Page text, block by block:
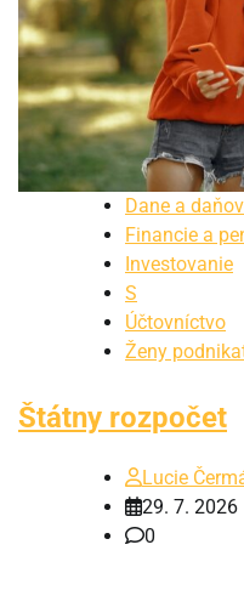
Dane a
Financie a
Investovanie
S
Účtovníctvo
Ženy
Štátny rozpočet
Lucie
29. 7. 2026
0